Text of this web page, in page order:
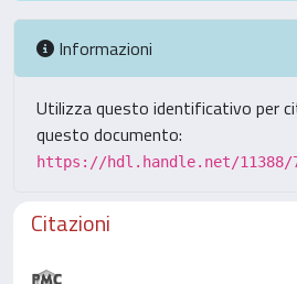
Informazioni
Utilizza questo identificativo per
questo documento:
https://hdl.handle.net/11388/
Citazioni